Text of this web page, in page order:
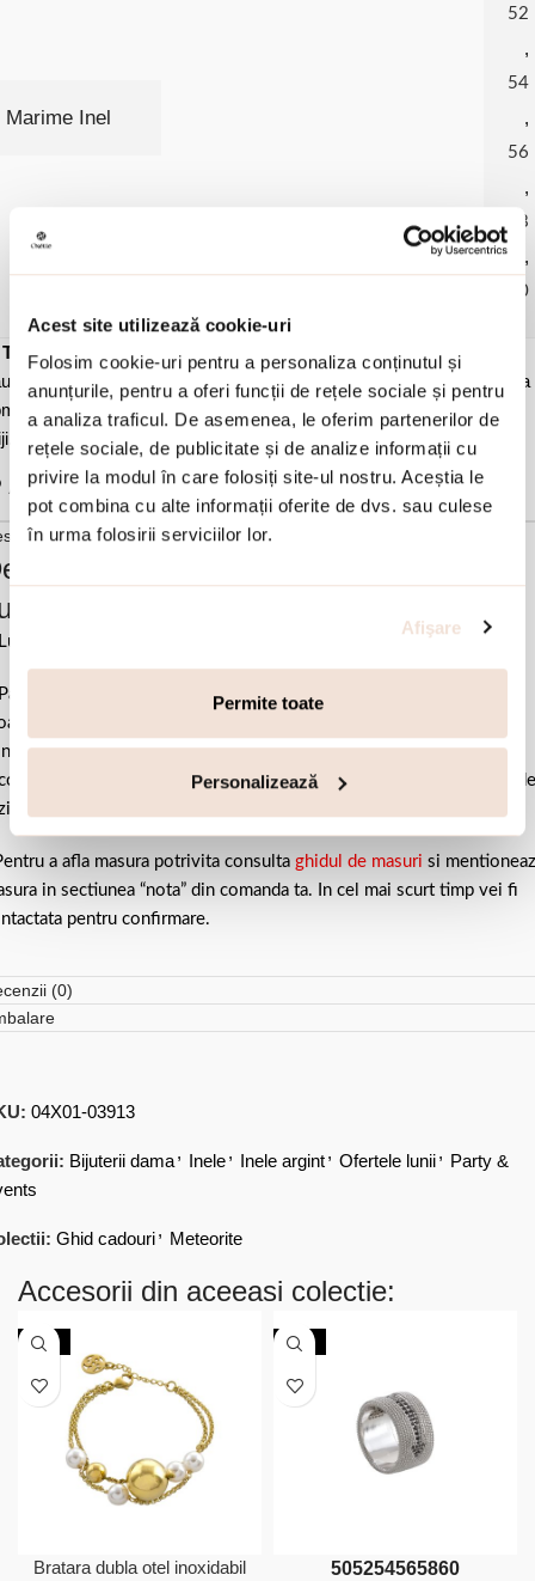
Acest site utilizează cookie-uri
Folosim cookie-uri pentru a personaliza conținutul și
anunțurile, pentru a oferi funcții de rețele sociale și pentru
a analiza traficul. De asemenea, le oferim partenerilor de
rețele sociale, de publicitate și de analize informații cu
privire la modul în care folosiți site-ul nostru. Aceștia le
pot combina cu alte informații oferite de dvs. sau culese
în urma folosirii serviciilor lor.
Afişare
Permite toate
Personalizează
Marime Inel
52
,
54
,
56
,
58
,
60
Transport gratuit la comenzi de peste 450 lei ✓ Livrare prin curier
la easybox
✓ Schimb/retur garantat
timp de 14 zile de la primirea
✓ Garantie de conformitate conform legii- Cumperi fara
✓ Ambalaj cadou tip sac Oxette sau Loisir.
Adauga in wishlist
si detalii
produsului Inel argint statement
cristale caviar negre Meteorite:
3.5 cm x latime 2.9 cm.
bijuteria in ambalajul original sau intr-un saculet de catifea
pentru a evita frecarea sau lovirea de alte materiale. Evitati
cu apa si produsele cosmetice. Dupa fiecare purtare este
sa o lustruiti cu o laveta curata pentru a evita depunerea de
a afla masura potrivita consulta ghidul de masuri si
in sectiunea “nota” din comanda ta. In cel mai scurt timp vei fi
pentru confirmare.
(0)
04X01-03913
Bijuterii dama, Inele, Inele argint, Ofertele lunii, Party &
Ghid cadouri, Meteorite
Accesorii din aceeasi colectie:
-20%
Bratara dubla otel inoxidabil
-50%
505254565860